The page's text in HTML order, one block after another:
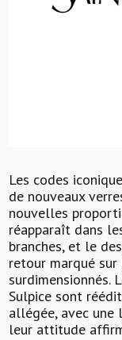
Les codes
de nouveaux
nouvelles
réapparaît dans
branches, et le
retour marqué
surdimensionnés.
Sulpice sont
allégée, avec
leur attitude